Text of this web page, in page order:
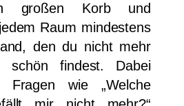
großen Korb und
Raum mindestens
den du nicht mehr
schön findest. Dabei
wie „Welche